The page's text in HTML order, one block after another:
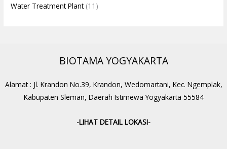
Water Treatment Plant(11)
BIOTAMA YOGYAKARTA
Alamat : Jl. Krandon No.39, Krandon, Wedomartani, Kec. Ngemplak,
Kabupaten Sleman, Daerah Istimewa Yogyakarta 55584
-LIHAT DETAIL LOKASI-